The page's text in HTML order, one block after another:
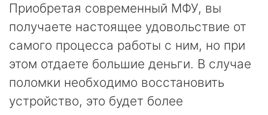
Приобретая современный МФУ, вы
получаете настоящее удовольствие от
самого процесса работы с ним, но при
этом отдаете большие деньги. В случае
поломки необходимо восстановить
устройство, это будет более